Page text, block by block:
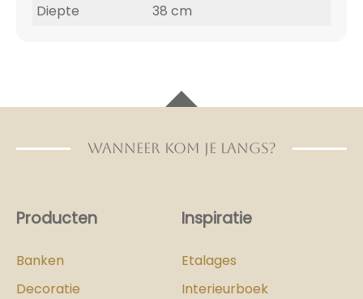
Diepte
38 cm
WANNEER KOM JE LANGS?
Producten
Banken
Decoratie
Inspiratie
Etalages
Interieurboek